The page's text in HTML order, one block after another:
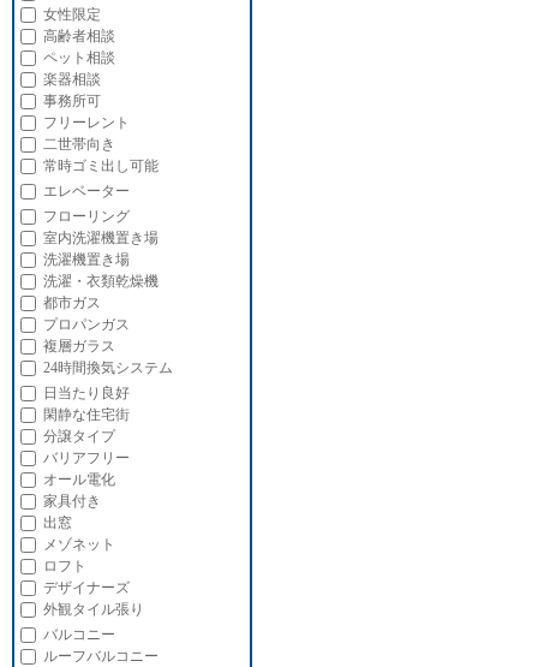
女性限定
高齢者相談
ペット相談
楽器相談
事務所可
フリーレント
二世帯向き
常時ゴミ出し可能
エレベーター
フローリング
室内洗濯機置き場
洗濯機置き場
洗濯・衣類乾燥機
都市ガス
プロパンガス
複層ガラス
24時間換気システム
日当たり良好
閑静な住宅街
分譲タイプ
バリアフリー
オール電化
家具付き
出窓
メゾネット
ロフト
デザイナーズ
外観タイル張り
バルコニー
ルーフバルコニー